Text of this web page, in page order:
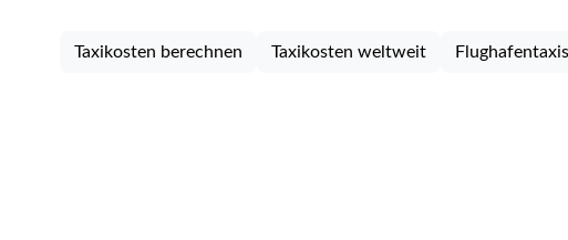
Taxikosten berechnen Taxikosten weltweit Flughafentaxis